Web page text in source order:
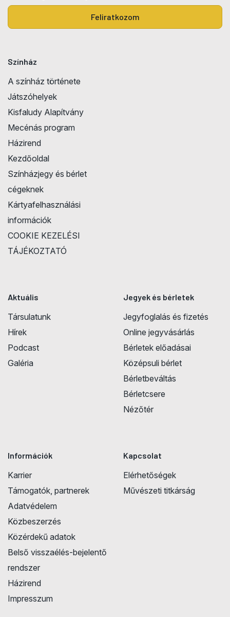
Feliratkozom
Színház
A színház története
Játszóhelyek
Kisfaludy Alapítvány
Mecénás program
Házirend
Kezdőoldal
Színházjegy és bérlet
cégeknek
Kártyafelhasználási
információk
COOKIE KEZELÉSI
TÁJÉKOZTATÓ
Aktuális
Társulatunk
Hírek
Podcast
Galéria
Jegyek és bérletek
Jegyfoglalás és fizetés
Online jegyvásárlás
Bérletek előadásai
Középsuli bérlet
Bérletbeváltás
Bérletcsere
Nézőtér
Információk
Karrier
Támogatók, partnerek
Adatvédelem
Közbeszerzés
Közérdekű adatok
Belső visszaélés-bejelentő
rendszer
Házirend
Impresszum
Kapcsolat
Elérhetőségek
Művészeti titkárság